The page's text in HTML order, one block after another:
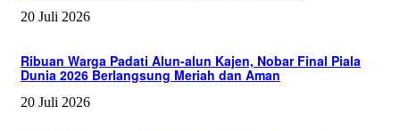
20 Juli 2026
Ribuan Warga Padati Alun-alun Kajen, Nobar Final Piala
Dunia 2026 Berlangsung Meriah dan Aman
20 Juli 2026